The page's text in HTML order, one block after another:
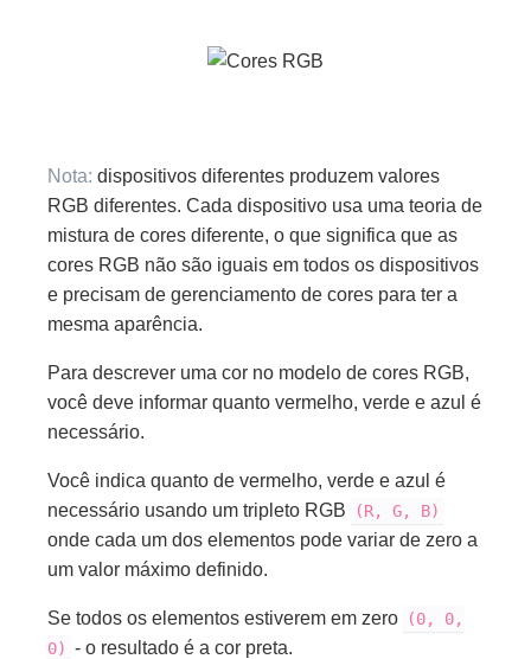
Nota: dispositivos diferentes produzem valores
RGB diferentes. Cada dispositivo usa uma teoria de
mistura de cores diferente, o que significa que as
cores RGB não são iguais em todos os dispositivos
e precisam de gerenciamento de cores para ter a
mesma aparência.
Para descrever uma cor no modelo de cores RGB,
você deve informar quanto vermelho, verde e azul é
necessário.
Você indica quanto de vermelho, verde e azul é
necessário usando um tripleto RGB
(R, G, B)
onde cada um dos elementos pode variar de zero a
um valor máximo definido.
Se todos os elementos estiverem em zero
(0, 0,
0) - o resultado é a cor preta.